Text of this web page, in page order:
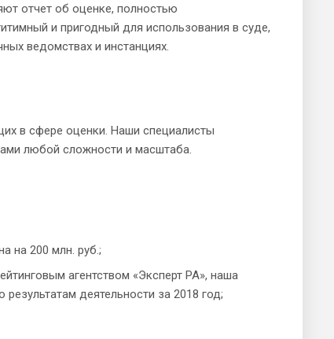
отчет об оценке, полностью
и пригодный для использования в суде,
ведомствах и инстанциях.
в сфере оценки. Наши специалисты
любой сложности и масштаба.
на 200 млн. руб.;
агентством «Эксперт РА», наша
деятельности за 2018 год;